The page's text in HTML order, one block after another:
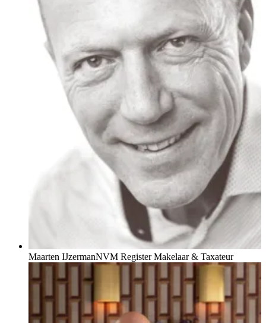
Maarten IJzermanNVM Register Makelaar & Taxateur